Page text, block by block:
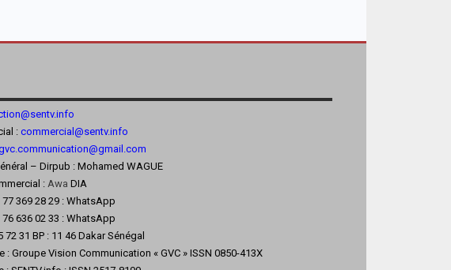
: commercial@sentv.info
– Dirpub : Mohamed WAGUE
: Awa DIA
369 28 29 : WhatsApp
02 33 : WhatsApp
72 31 BP : 11 46 Dakar Sénégal
: Groupe Vision Communication « GVC » ISSN 0850-413X